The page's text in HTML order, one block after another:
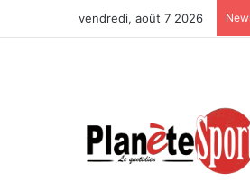
vendredi, août 7 2026